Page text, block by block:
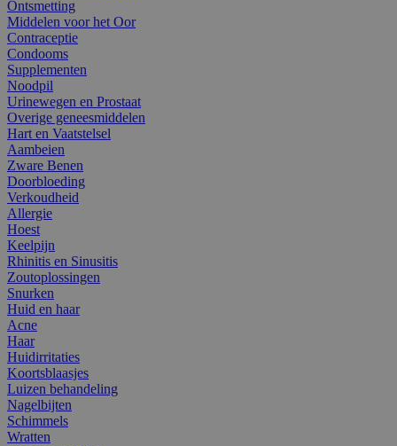
Ontsmetting
Middelen voor het Oor
Contraceptie
Condooms
Supplementen
Noodpil
Urinewegen en Prostaat
Overige geneesmiddelen
Hart en Vaatstelsel
Aambeien
Zware Benen
Doorbloeding
Verkoudheid
Allergie
Hoest
Keelpijn
Rhinitis en Sinusitis
Zoutoplossingen
Snurken
Huid en haar
Acne
Haar
Huidirritaties
Koortsblaasjes
Luizen behandeling
Nagelbijten
Schimmels
Wratten